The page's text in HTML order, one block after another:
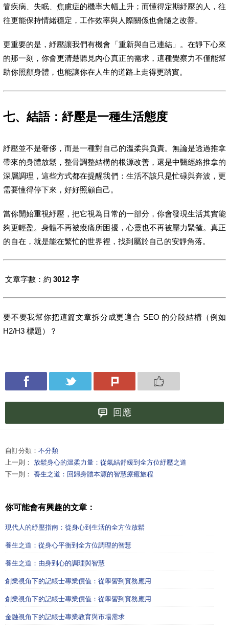
管疾病、失眠、焦慮症的機率大幅上升；而懂得定期紓壓的人，往
往更能保持情緒穩定，工作效率與人際關係也會隨之改善。
更重要的是，紓壓讓我們有機會「重新與自己連結」。在靜下心來
的那一刻，你會更清楚聽見內心真正的需求，這種覺察力不僅能幫
助你照顧身體，也能讓你在人生的道路上走得更踏實。
七、結語：紓壓是一種生活態度
紓壓並不是奢侈，而是一種對自己的溫柔與負責。無論是透過推拿
帶來的身體放鬆，整骨調整結構的根源改善，還是中醫經絡推拿的
深層調理，這些方式都在提醒我們：生活不該只是忙碌與奔波，更
需要懂得停下來，好好照顧自己。
當你開始重視紓壓，把它視為日常的一部分，你會發現生活其實能
夠更輕盈。身體不再被痠痛所困擾，心靈也不再被壓力緊箍。真正
的自在，就是能在繁忙的世界裡，找到屬於自己的安靜角落。
文章字數：約 3012 字
要不要我幫你把這篇文章拆分成更適合 SEO 的分段結構（例如
H2/H3 標題）？
回應
自訂分類： 不分類
上一則： 放鬆身心的溫柔力量：從氣結舒緩到全方位紓壓之道
下一則： 養生之道：回歸身體本源的智慧療癒旅程
你可能會有興趣的文章：
現代人的紓壓指南：從身心到生活的全方位放鬆
養生之道：從身心平衡到全方位調理的智慧
養生之道：由身到心的調理與智慧
創業視角下的記帳士專業價值：從學習到實務應用
創業視角下的記帳士專業價值：從學習到實務應用
金融視角下的記帳士專業教育與市場需求